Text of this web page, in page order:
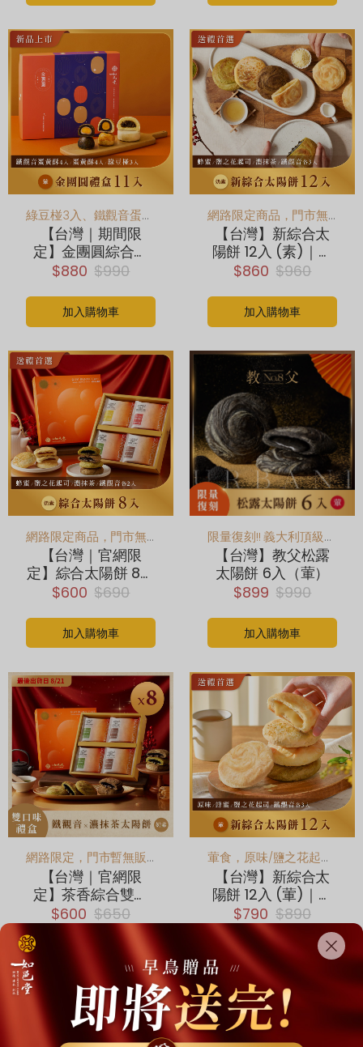
綠豆椪3入、鐵觀音蛋黃酥4入、傳統蛋黃酥4入
【台灣｜期間限
定】金團圓綜合禮
盒11入 (葷)｜ 綠豆
音蛋黃酥 各4顆｜最
後出貨日9/4
$880 $990
加入購物車
網路限定商品，門市無販售
【台灣】新綜合太
陽餅 12入 (素)｜抹
茶、鐵觀音、蜂
$860 $960
加入購物車
網路限定商品，門市無販售
【台灣｜官網限
定】綜合太陽餅 8入
(素)｜抹茶、鐵觀
各2顆
$600 $690
加入購物車
限量復刻!! 義大利頂級URBANI松露
【台灣】教父松露
太陽餅 6入（葷）
$899 $990
加入購物車
網路限定，門市暫無販售
【台灣｜官網限
定】茶香綜合雙口
味太陽餅 8入 (奶
素)｜濃抹茶、鐵觀
音 各4顆｜最後出貨
日8/21
$600 $650
葷食，原味/鹽之花起司/蜂蜜/鐵觀音 人氣4口味一次滿足！
【台灣】新綜合太
陽餅 12入 (葷)｜原
味、鐵觀音、蜂
蜜、鹽之花 各3顆
$790 $890
加入購物車